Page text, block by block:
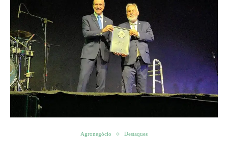
Agronegócio Destaques